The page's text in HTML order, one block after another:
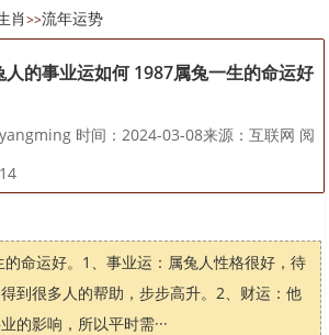
肖>>流年运势
人的事业运如何 1987属兔一生的命运好
时间：2024-03-08来源：互联网 阅
运好。1、事业运：属兔人性格很好，待
到很多人的帮助，步步高升。2、财运：他
的影响，所以平时需···